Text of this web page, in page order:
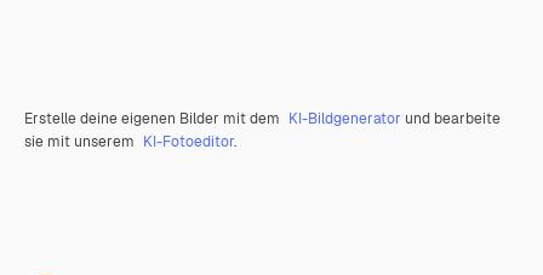
Erstelle deine eigenen Bilder mit dem KI-Bildgenerator und bearbeite
sie mit unserem KI-Fotoeditor.